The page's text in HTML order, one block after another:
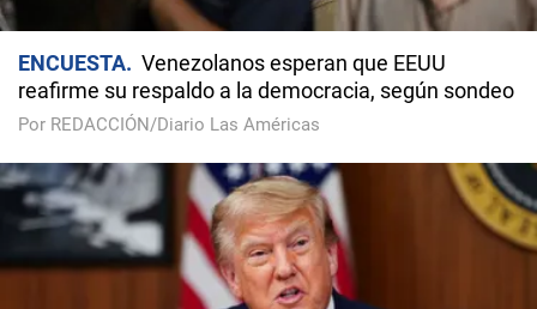
ENCUESTA
Venezolanos esperan que EEUU
reafirme su respaldo a la democracia, según sondeo
Por REDACCIÓN/Diario Las Américas